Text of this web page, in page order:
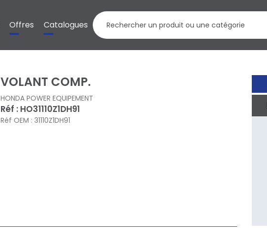
Offres Catalogues
VOLANT COMP.
HONDA POWER EQUIPEMENT
Réf : HO31110Z1DH91
Réf OEM : 31110Z1DH91